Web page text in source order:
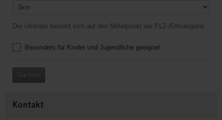
Der Umkreis bezieht sich auf den Mittelpunkt der PLZ-/Ortsangabe.
Besonders für Kinder und Jugendliche geeignet
Suchen
Kontakt